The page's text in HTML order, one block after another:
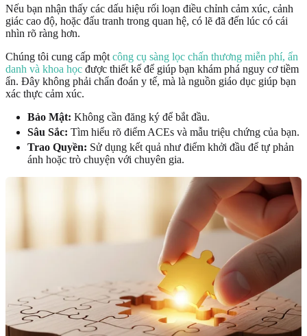
Nếu bạn nhận thấy các dấu hiệu rối loạn điều chỉnh cảm xúc, cảnh
giác cao độ, hoặc đấu tranh trong quan hệ, có lẽ đã đến lúc có cái
nhìn rõ ràng hơn.
Chúng tôi cung cấp một công cụ sàng lọc chấn thương miễn phí, ẩn
danh và khoa học được thiết kế để giúp bạn khám phá nguy cơ tiềm
ẩn. Đây không phải chẩn đoán y tế, mà là nguồn giáo dục giúp bạn
xác thực cảm xúc.
Bảo Mật: Không cần đăng ký để bắt đầu.
Sâu Sắc: Tìm hiểu rõ điểm ACEs và mẫu triệu chứng của bạn.
Trao Quyền: Sử dụng kết quả như điểm khởi đầu để tự phản
ánh hoặc trò chuyện với chuyên gia.